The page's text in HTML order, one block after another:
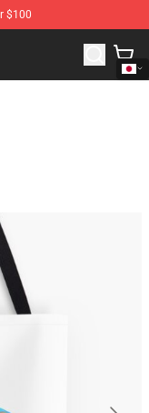
$100
Merchandise Shop